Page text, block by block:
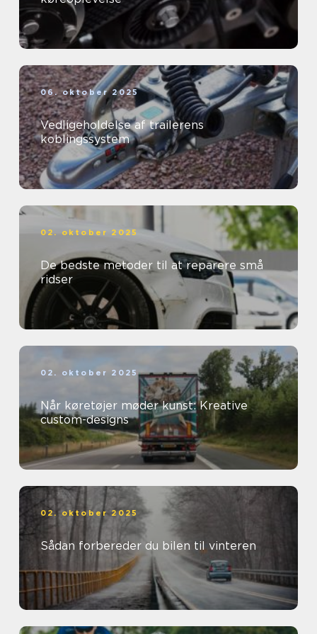
06. oktober 2025
Vedligeholdelse af trailerens
koblingssystem
02. oktober 2025
De bedste metoder til at reparere små
ridser
02. oktober 2025
Når køretøjer møder kunst: Kreative
custom-designs
02. oktober 2025
Sådan forbereder du bilen til vinteren